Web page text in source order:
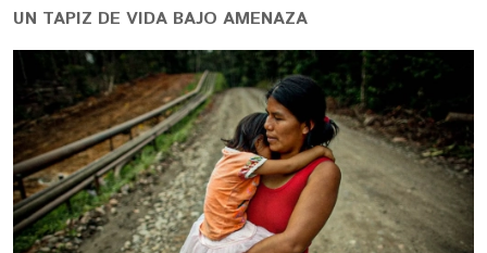
UN TAPIZ DE VIDA BAJO AMENAZA